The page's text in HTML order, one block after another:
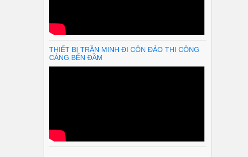
THIẾT BỊ TRẦN MINH ĐI CÔN ĐẢO THI CÔNG
CẢNG BẾN ĐẦM